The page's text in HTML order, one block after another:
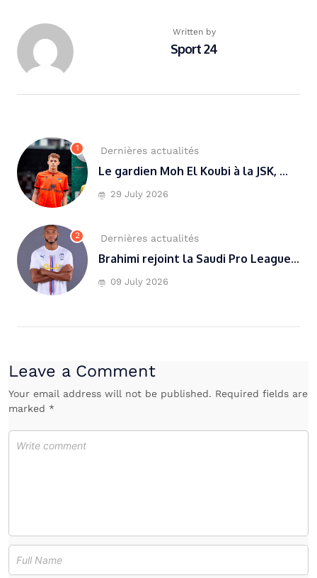
Written by
Sport 24
1 Dernières actualités
Le gardien Moh El Koubi à la JSK, ...
29 July 2026
2 Dernières actualités
Brahimi rejoint la Saudi Pro League...
09 July 2026
Leave a Comment
Your email address will not be published. Required fields are
marked *